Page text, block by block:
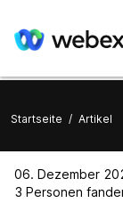
Startseite / Artikel
06. Dezember
3 Personen